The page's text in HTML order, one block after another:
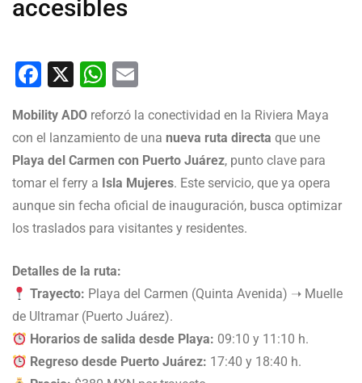
accesibles
Facebook
X WhatsApp
Mobility ADO reforzó la conectividad en la Riviera Maya
con el lanzamiento de una nueva ruta directa que une
Playa del Carmen con Puerto Juárez, punto clave para
tomar el ferry a Isla Mujeres. Este servicio, que ya opera
aunque sin fecha oficial de inauguración, busca optimizar
los traslados para visitantes y residentes.
Detalles de la ruta:
Trayecto: Playa del Carmen (Quinta Avenida) ➝ Muelle
de Ultramar (Puerto Juárez).
Horarios de salida desde Playa: 09:10 y 11:10 h.
Regreso desde Puerto Juárez: 17:40 y 18:40 h.